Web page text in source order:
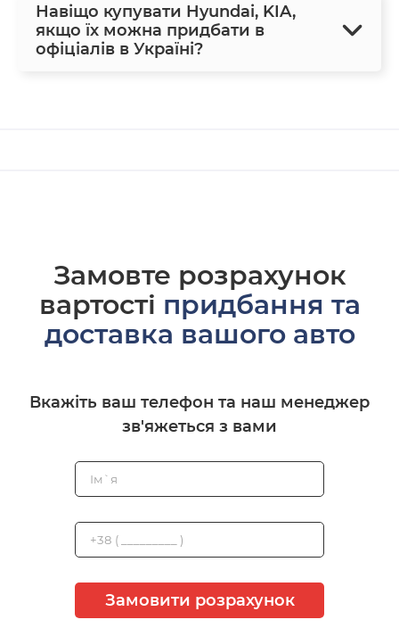
Навіщо купувати Hyundai, KIA,
якщо їх можна придбати в
офіціалів в Україні?
Замовте розрахунок
вартості придбання та
доставка вашого авто
Вкажіть ваш телефон та наш менеджер
зв'яжеться з вами
Замовити розрахунок